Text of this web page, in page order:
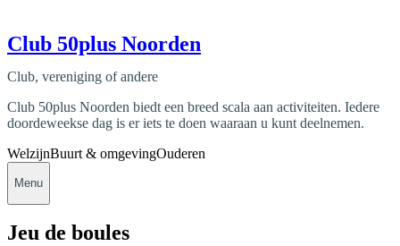
Club 50plus Noorden
Club, vereniging of andere
Club 50plus Noorden biedt een breed scala aan activiteiten. Iedere
doordeweekse dag is er iets te doen waaraan u kunt deelnemen.
WelzijnBuurt & omgevingOuderen
Menu
Jeu de boules